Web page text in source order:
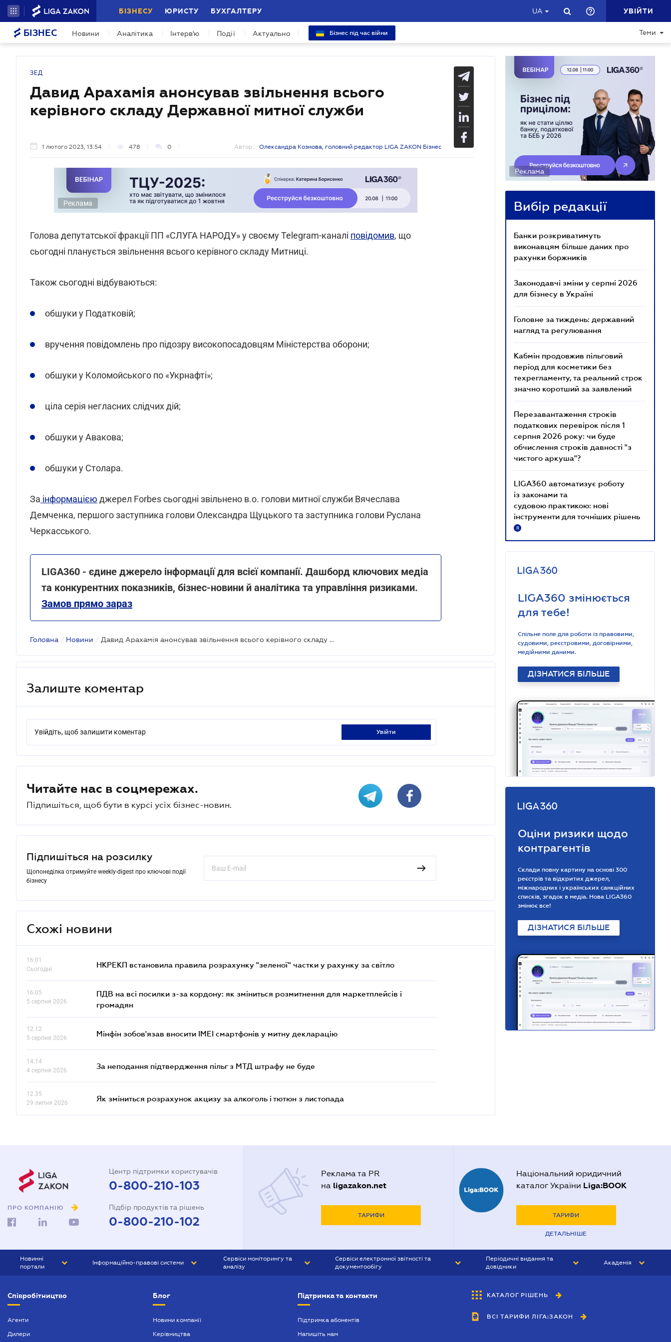
БІЗНЕСУ ЮРИСТУ БУХГАЛТЕРУ UA УВІЙТИ
БІЗНЕС Новини Аналітика Інтерв'ю Події Актуально Бізнес під час війни Теми
ЗЕД
Давид Арахамія анонсував звільнення всього
керівного складу Державної митної служби
1 лютого 2023, 13:54 478 0 Автор: Олександра Кознова, головний редактор LIGA ZAKON Бізнес
Реклама
Голова депутатської фракції ПП «СЛУГА НАРОДУ» у своєму Telegram-каналі повідомив, що
сьогодні планується звільнення всього керівного складу Митниці.
Також сьогодні відбуваються:
обшуки у Податковій;
вручення повідомлень про підозру високопосадовцям Міністерства оборони;
обшуки у Коломойського по «Укрнафті»;
ціла серія негласних слідчих дій;
обшуки у Авакова;
обшуки у Столара.
За інформацією джерел Forbes сьогодні звільнено в.о. голови митної служби Вячеслава
Демченка, першого заступника голови Олександра Щуцького та заступника голови Руслана
Черкасського.
LIGA360 - єдине джерело інформації для всієї компанії. Дашборд ключових медіа
та конкурентних показників, бізнес-новини й аналітика та управління ризиками.
Замов прямо зараз
Головна / Новини / Давид Арахамія анонсував звільнення всього керівного складу Державної митної служби
Залиште коментар
Увійдіть, щоб залишити коментар увійти
Читайте нас в соцмережах.
Підпишіться, щоб бути в курсі усіх бізнес-новин.
Підпишіться на розсилку
Щопонеділка отримуйте weekly-digest про ключові події
бізнесу
Схожі новини
16.01
Сьогодні
НКРЕКП встановила правила розрахунку "зеленої" частки у рахунку за світло
16.05
5 серпня 2026
ПДВ на всі посилки з-за кордону: як зміниться розмитнення для маркетплейсів і
громадян
12.12
5 серпня 2026
Мінфін зобов'язав вносити IMEI смартфонів у митну декларацію
14.14
4 серпня 2026
За неподання підтвердження пільг з МТД штрафу не буде
12.35
29 липня 2026
Як зміниться розрахунок акцизу за алкоголь і тютюн з листопада
Реклама
Вибір редакції
Банки розкриватимуть
виконавцям більше даних про
рахунки боржників
Законодавчі зміни у серпні 2026
для бізнесу в Україні
Головне за тиждень: державний
нагляд та регулювання
Кабмін продовжив пільговий
період для косметики без
техрегламенту, та реальний строк
значно коротший за заявлений
Перезавантаження строків
податкових перевірок після 1
серпня 2026 року: чи буде
обчислення строків давності "з
чистого аркуша"?
LIGA360 автоматизує роботу
із законами та
судовою практикою: нові
інструменти для точніших рішень
R
LIGA360 змінюється
для тебе!
Спільне поле для роботи із правовими,
судовими, реєстровими, договірними,
медійними даними.
ДІЗНАТИСЯ БІЛЬШЕ
Оціни ризики щодо
контрагентів
Склади повну картину на основі 300
реєстрів та відкритих джерел,
міжнародних і українських санкційних
списків, згадок в медіа. Нова LIGA360
змінює все!
ДІЗНАТИСЯ БІЛЬШЕ
ПРО КОМПАНІЮ
Центр підтримки користувачів
0-800-210-103
Підбір продуктів та рішень
0-800-210-102
Реклама та PR
на ligazakon.net
ТАРИФИ
Національний юридичний
каталог України Liga:BOOK
ТАРИФИ
ДЕТАЛЬНІШЕ
Новинні
портали
БІЗНЕС
Інформаційно-правові системи
БУХГАЛТЕР ПРОФ
Сервіси моніторингу та
аналізу
Сервіси електронної звітності та
документообігу
Періодичні видання та
довідники
БУХГАЛТЕР&ЗАКОН
ВІСНИК МСФЗ
Академія
Співробітництво
Агенти
Дилери
Блог
Новини компанії
Керівництва
Підтримка та контакти
Підтримка абонентів
Напишіть нам
КАТАЛОГ РІШЕНЬ
ВСІ ТАРИФИ ЛІГА:ЗАКОН